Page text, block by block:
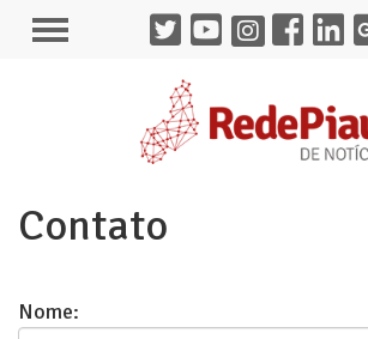
Contato
Nome: